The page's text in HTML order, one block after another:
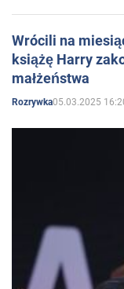
Wrócili na
książę Harry
małżeństwa
Rozrywka05.03.2025